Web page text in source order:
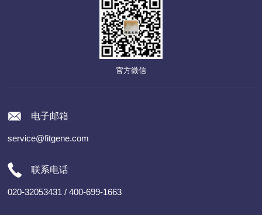
官方微信
电子邮箱
service@fitgene.com
联系电话
020-32053431 / 400-699-1663